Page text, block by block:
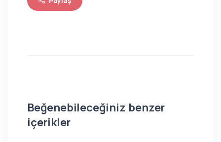
Beğenebileceğiniz benzer
içerikler